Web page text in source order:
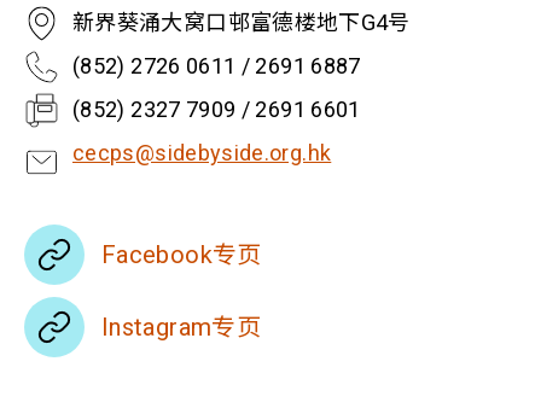
新界葵涌大窝口邨富德楼地下G4号
(852) 2726 0611 / 2691 6887
(852) 2327 7909 / 2691 6601
cecps@sidebyside.org.hk
Facebook专页
Instagram专页